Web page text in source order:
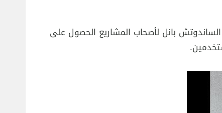
الساندوتش بانل لأصحاب المشاريع الحصول على